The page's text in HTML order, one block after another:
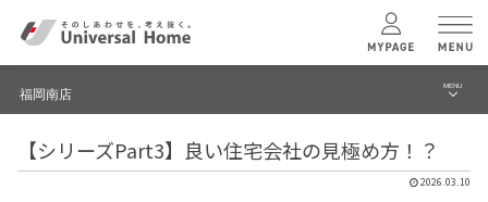
ユニバーサルホームの特長
福岡南店 MENU
ブログ
【シリーズPart3】良い住宅会社の見極め方！？
2026.03.10